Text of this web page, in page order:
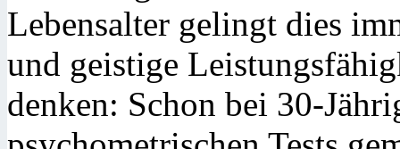
Lebensalter gelingt dies
und geistige
denken: Schon bei 30-